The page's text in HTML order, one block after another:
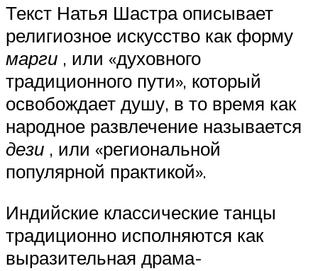
Текст Натья Шастра описывает
религиозное искусство как форму
марги , или «духовного
традиционного пути», который
освобождает душу, в то время как
народное развлечение называется
дези , или «региональной
популярной практикой».
Индийские классические танцы
традиционно исполняются как
выразительная драма-